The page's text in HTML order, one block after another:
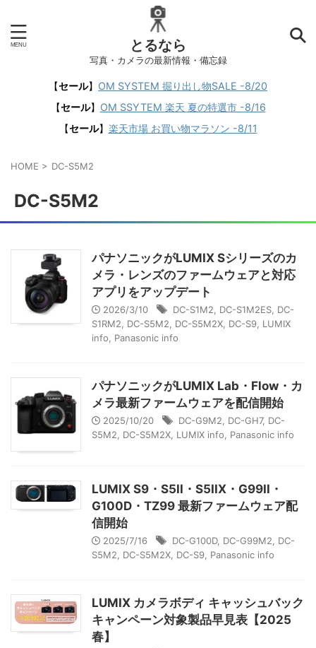
とるなら
写真・カメラの最新情報・備忘録
【セール】 OM SYSTEM 掘り出し物SALE -8/20
【セール】 OM SSYTEM 楽天 夏の特選市 -8/16
【セール】 楽天市場 お買い物マラソン -8/11
HOME > DC-S5M2
DC-S5M2
パナソニックがLUMIX Sシリーズのカ
メラ・レンズのファームウェアと対応
アプリをアップデート
2026/3/10 DC-S1M2 DC-S1M2ES DC-
S1RM2
DC-S5M2 DC-S5M2X DC-S9 LUMIX
info
Panasonic info
パナソニックがLUMIX Lab・Flow・カ
メラ最新ファームウェアを配信開始
2025/10/20 DC-G9M2 DC-GH7, DC-
S5M2
DC-S5M2X LUMIX info Panasonic info
LUMIX S9・S5II・S5IIX・G99II・
G100D・TZ99 最新ファームウェア配
信開始
2025/7/16 DC-G100D, DC-G99M2
DC-
S5M2
DC-S5M2X DC-S9 Panasonic info
LUMIX カメラボディ キャッシュバック
キャンペーン対象製品早見表【2025
春】